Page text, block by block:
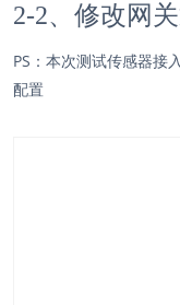
2-2、修改网
PS：本次测试传感器接
配置